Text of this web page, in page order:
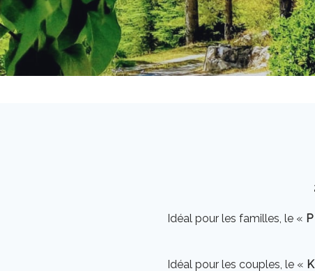
Idéal pour les familles, le « P
Idéal pour les couples, le « K